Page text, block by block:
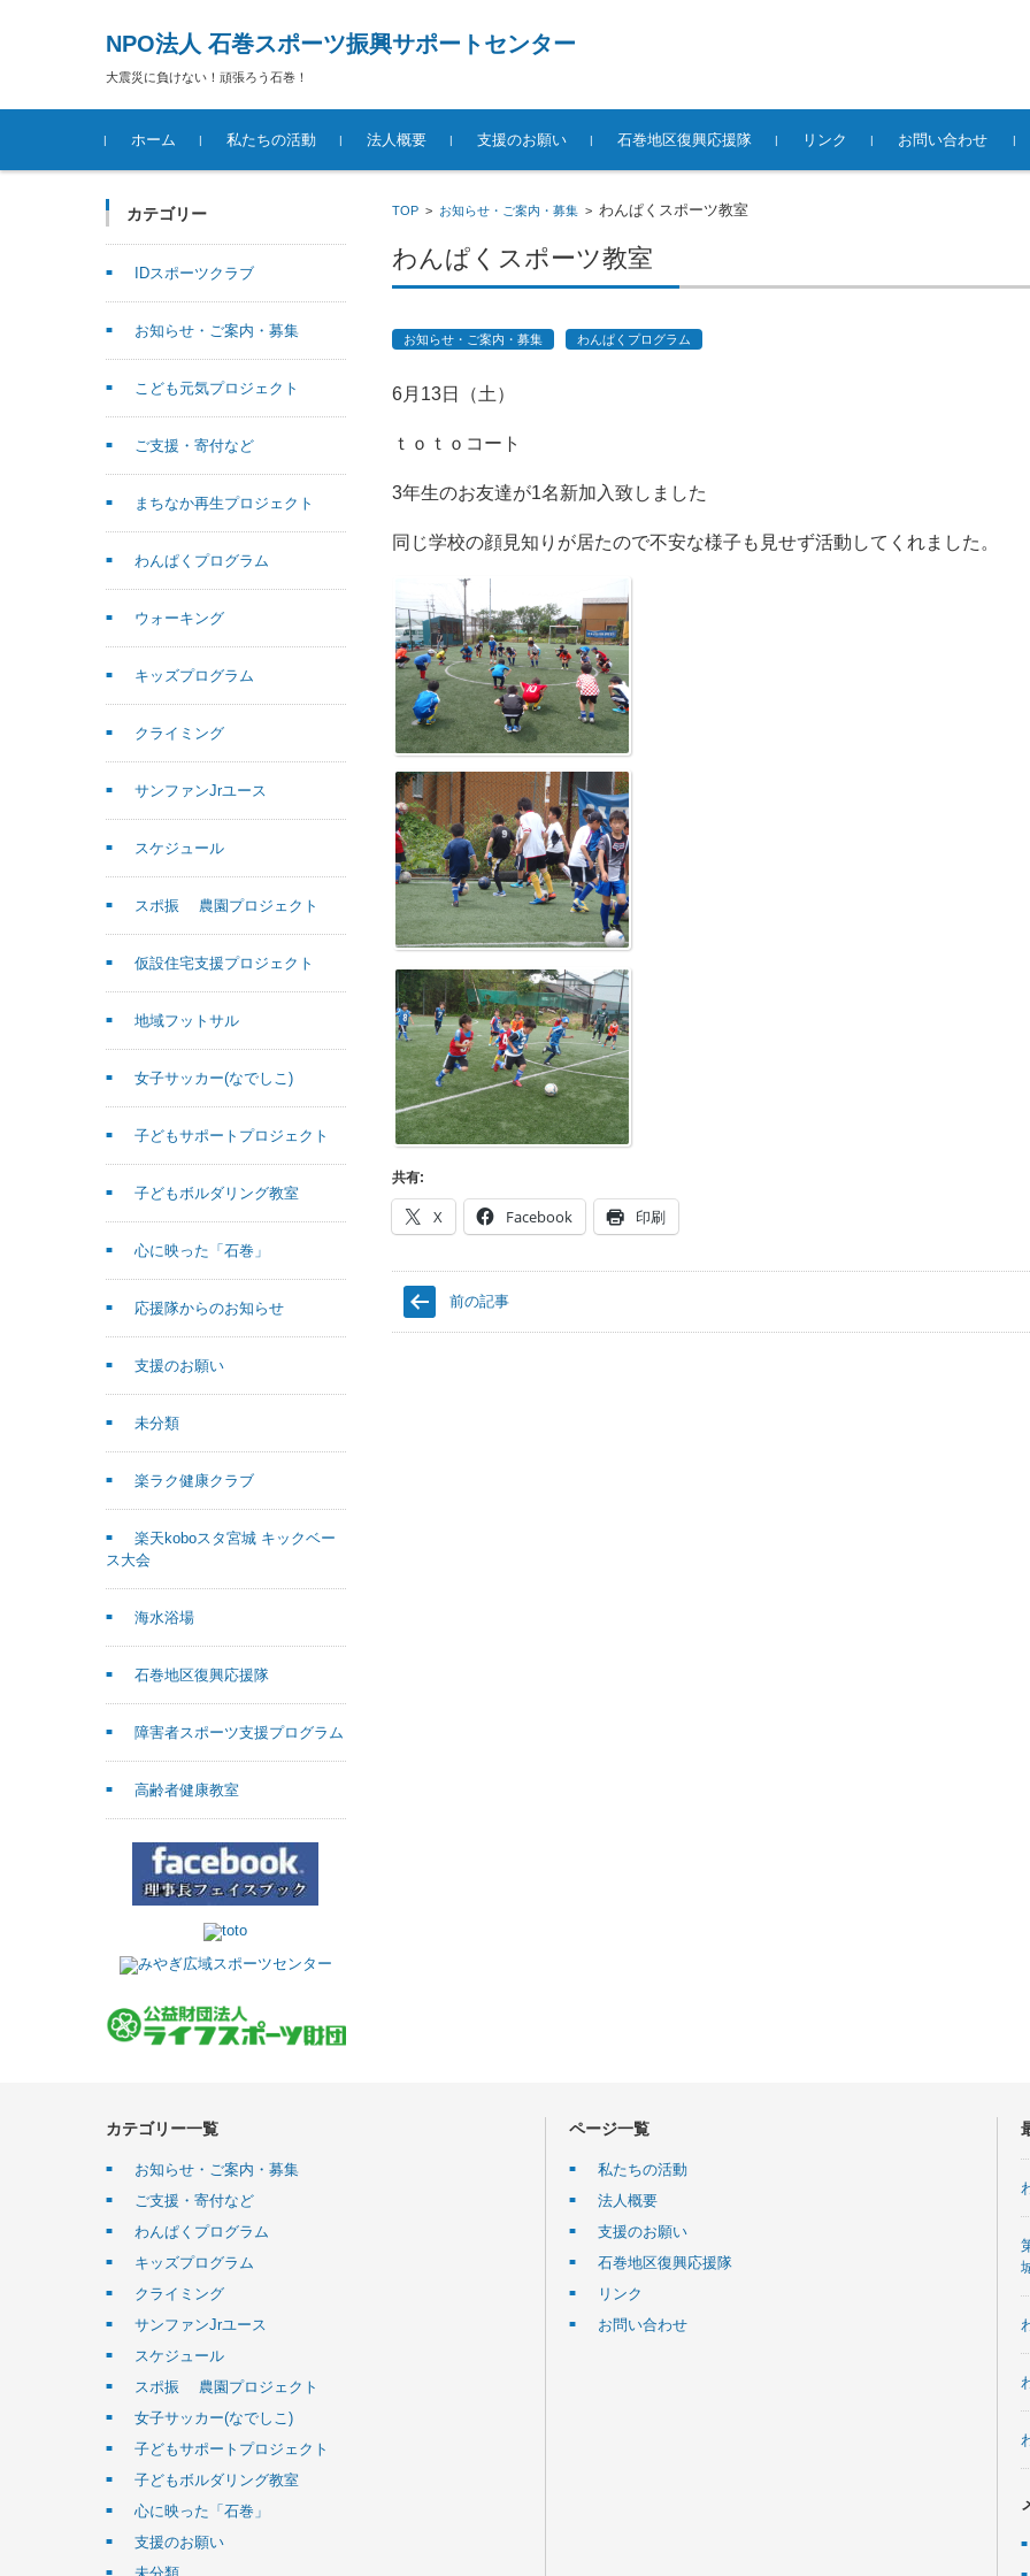
NPO法人 石巻スポーツ振興サポートセンター
大震災に負けない！頑張ろう石巻！
コンテンツに移動
ホーム
私たちの活動 法人概要 支援のお願い 石巻地区復興応援隊 リンク お問い合わせ
TOP> お知らせ・ご案内・募集> わんぱくスポーツ教室
わんぱくスポーツ教室
お知らせ・ご案内・募集 わんぱくプログラム
6月13日（土）
ｔｏｔｏコート
3年生のお友達が1名新加入致しました
同じ学校の顔見知りが居たので不安な様子も見せず活動してくれました。
共有:
X Facebook 印刷
前の記事
カテゴリー
IDスポーツクラブ
お知らせ・ご案内・募集
こども元気プロジェクト
ご支援・寄付など
まちなか再生プロジェクト
わんぱくプログラム
ウォーキング
キッズプログラム
クライミング
サンファンJrユース
スケジュール
スポ振 農園プロジェクト
仮設住宅支援プロジェクト
地域フットサル
女子サッカー(なでしこ)
子どもサポートプロジェクト
子どもボルダリング教室
心に映った「石巻」
応援隊からのお知らせ
支援のお願い
未分類
楽ラク健康クラブ
楽天koboスタ宮城 キックベー
ス大会
海水浴場
石巻地区復興応援隊
障害者スポーツ支援プログラム
高齢者健康教室
カテゴリー一覧
お知らせ・ご案内・募集
ご支援・寄付など
わんぱくプログラム
キッズプログラム
クライミング
サンファンJrユース
スケジュール
スポ振 農園プロジェクト
女子サッカー(なでしこ)
子どもサポートプロジェクト
子どもボルダリング教室
心に映った「石巻」
支援のお願い
ページ一覧
私たちの活動
法人概要
支援のお願い
石巻地区復興応援隊
リンク
お問い合わせ